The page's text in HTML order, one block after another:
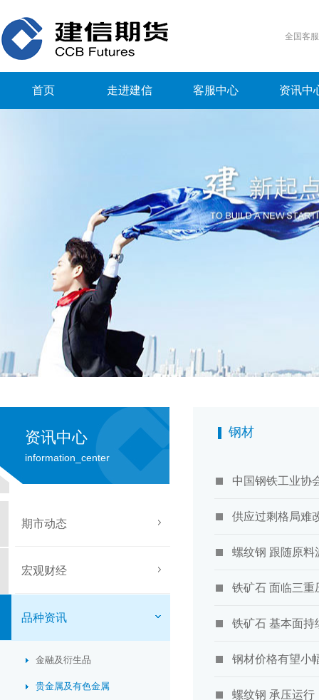
全国客
首页 走进建信 客服中心 资讯中
资讯中心
information_center
期市动态
宏观财经
品种资讯
金融及衍生品
贵金属及有色金属
钢材
中国钢铁工业协
供应过剩格局难
螺纹钢 跟随原料
铁矿石 面临三重
铁矿石 基本面持
钢材价格有望小
螺纹钢 承压运行